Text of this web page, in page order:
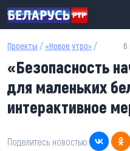
Перейти к основному содержанию
Проекты / «Новое утро» / 6
«Безопасность
для маленьких
интерактивное
Поделитесь новостью: